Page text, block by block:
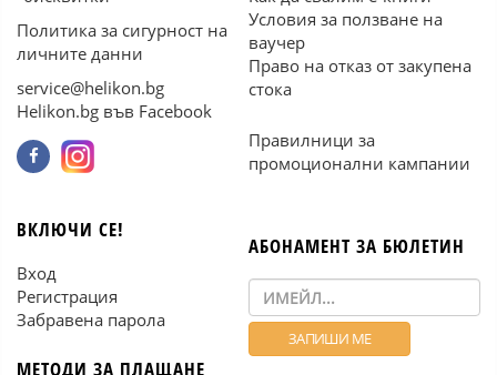
Политика за сигурност на
личните данни
service@helikon.bg
Helikon.bg във Facebook
Условия за ползване на
ваучер
Право на отказ от закупена
стока
Правилници за
промоционални кампании
ВКЛЮЧИ СЕ!
Вход
Регистрация
Забравена парола
МЕТОДИ ЗА ПЛАЩАНЕ
АБОНАМЕНТ ЗА БЮЛЕТИН